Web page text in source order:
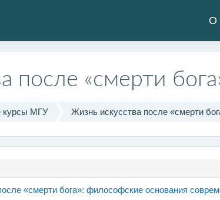
О
после «смерти
курсы МГУ Жизнь искусства после «смерти
«смерти бога»: философские основания